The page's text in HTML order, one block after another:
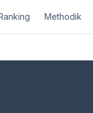
Methodik